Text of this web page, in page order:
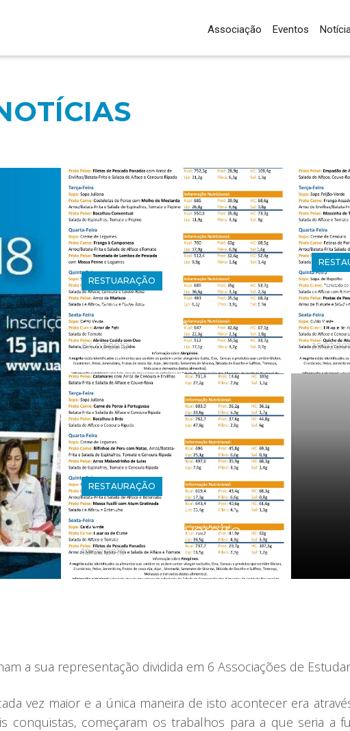
Associação Eventos
RESTUARAÇÃO
Ementa Semanal de 5
a 9 de Março
04.03.2018
26
RESTAURAÇÃO
Ementa Semanal de
19 a 23 de Fevereiro
18.02.2018
a sua representação dividida em 6 Associações de
vez maior e a única maneira de isto acontecer era
começaram os trabalhos para a que seria a